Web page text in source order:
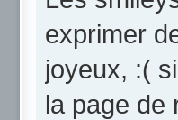
exprimer
joyeux, :(
la page de